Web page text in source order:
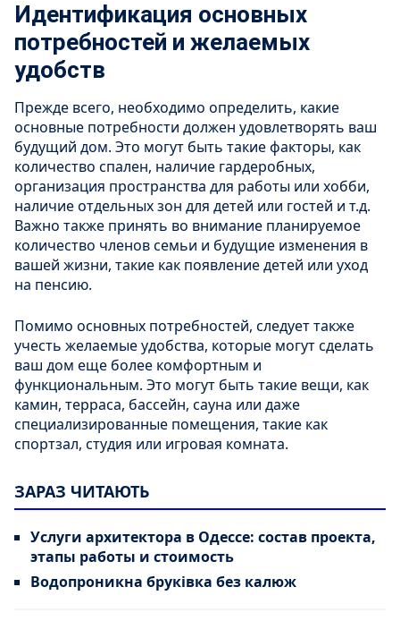
Идентификация основных
потребностей и желаемых
удобств
Прежде всего, необходимо определить, какие
основные потребности должен удовлетворять ваш
будущий дом. Это могут быть такие факторы, как
количество спален, наличие гардеробных,
организация пространства для работы или хобби,
наличие отдельных зон для детей или гостей и т.д.
Важно также принять во внимание планируемое
количество членов семьи и будущие изменения в
вашей жизни, такие как появление детей или уход
на пенсию.
Помимо основных потребностей, следует также
учесть желаемые удобства, которые могут сделать
ваш дом еще более комфортным и
функциональным. Это могут быть такие вещи, как
камин, терраса, бассейн, сауна или даже
специализированные помещения, такие как
спортзал, студия или игровая комната.
ЗАРАЗ ЧИТАЮТЬ
Услуги архитектора в Одессе: состав проекта,
этапы работы и стоимость
Водопроникна бруківка без калюж